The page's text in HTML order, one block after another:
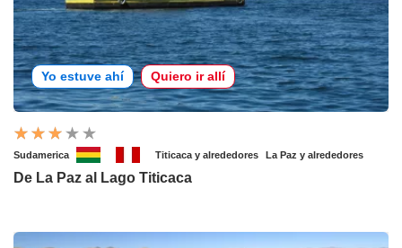
Yo estuve ahí Quiero ir allí
Sudamerica Titicaca y alrededores La Paz y alrededores
De La Paz al Lago Titicaca